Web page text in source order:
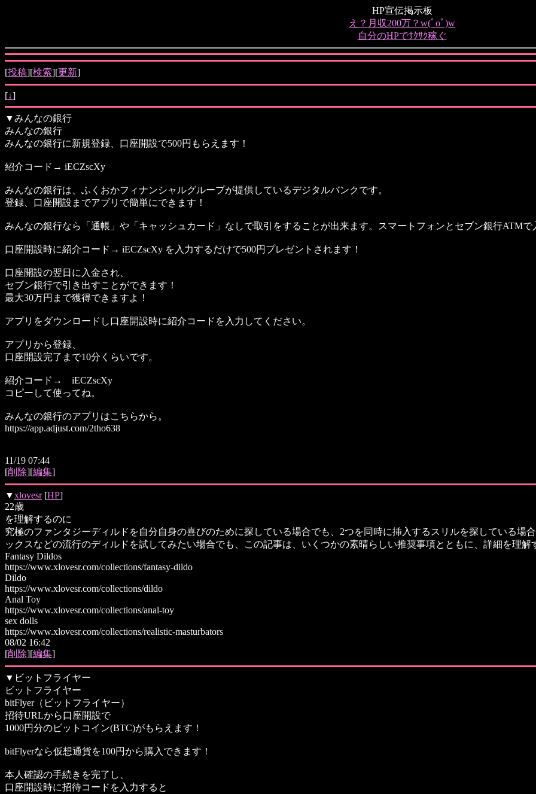
HP宣伝掲示板
え？月収200万？w(ﾟoﾟ)w
自分のHPでｻｸｻｸ稼ぐ
[投稿][検索][更新]
[↓]
▼みんなの銀行
みんなの銀行
みんなの銀行に新規登録、口座開設で500円もらえます！
紹介コード→ iECZscXy
みんなの銀行は、ふくおかフィナンシャルグループが提供しているデジタルバンクです。
登録、口座開設までアプリで簡単にできます！
みんなの銀行なら「通帳」や「キャッシュカード」なしで取引をすることが出来ます。スマートフォンとセブン銀行ATMで
口座開設時に紹介コード→ iECZscXy を入力するだけで500円プレゼントされます！
口座開設の翌日に入金され、
セブン銀行で引き出すことができます！
最大30万円まで獲得できますよ！
アプリをダウンロードし口座開設時に紹介コードを入力してください。
アプリから登録、
口座開設完了まで10分くらいです。
紹介コード→ iECZscXy
コピーして使ってね。
みんなの銀行のアプリはこちらから。
https://app.adjust.com/2tho638
11/19 07:44
[削除][編集]
▼xlovesr[HP]
22歳
を理解するのに
究極のファンタジーディルドを自分自身の喜びのために探している場合でも、2つを同時に挿入するスリルを探している場
ックスなどの流行のディルドを試してみたい場合でも、この記事は、いくつかの素晴らしい推奨事項とともに、詳細を理解
Fantasy Dildos
https://www.xlovesr.com/collections/fantasy-dildo
Dildo
https://www.xlovesr.com/collections/dildo
Anal Toy
https://www.xlovesr.com/collections/anal-toy
sex dolls
https://www.xlovesr.com/collections/realistic-masturbators
08/02 16:42
[削除][編集]
▼ ビットフライヤー
ビットフライヤー
bitFlyer（ビットフライヤー）
招待URLから口座開設で
1000円分のビットコイン(BTC)がもらえます！
bitFlyerなら仮想通貨を100円から購入できます！
本人確認の手続きを完了し、
口座開設時に招待コードを入力すると